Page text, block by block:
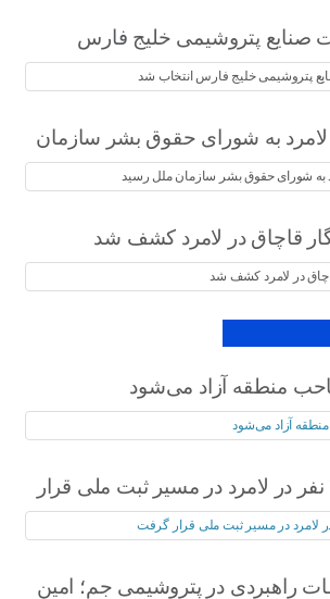
صنایع پتروشیمی خلیج فارس
به شورای حقوق بشر سازمان
منطقه آزاد می‌شود
محل شهادت ۲۱ نفر در لامرد در مسیر ثبت ملی قرار
راهبردی در پتروشیمی جم؛ امین